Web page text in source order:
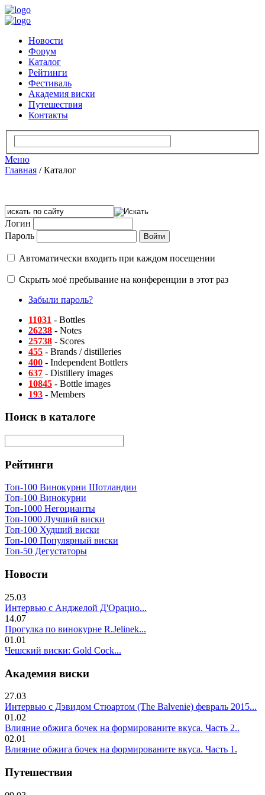
Новости
Форум
Каталог
Рейтинги
Фестиваль
Академия виски
Путешествия
Контакты
Меню
Главная /Каталог
Логин
Пароль
Автоматически входить при каждом посещении
Скрыть моё пребывание на конференции в этот раз
Забыли пароль?
11031 - Bottles
26238 - Notes
25738 - Scores
455 - Brands / distilleries
400 - Independent Bottlers
637 - Distillery images
10845 - Bottle images
193 - Members
Поиск в каталоге
Рейтинги
Топ-100 Винокурни Шотландии
Топ-100 Винокурни
Топ-1000 Негоцианты
Топ-1000 Лучший виски
Топ-100 Худший виски
Топ-100 Популярный виски
Топ-50 Дегустаторы
Новости
25.03
Интервью с Анджелой Д'Орацио...
14.07
Прогулка по винокурне R.Jelinek...
01.01
Чешский виски: Gold Cock...
Академия виски
27.03
Интервью с Дэвидом Стюартом (The Balvenie) февраль 2015...
01.02
Влияние обжига бочек на формированите вкуса. Часть 2..
02.01
Влияние обжига бочек на формированите вкуса. Часть 1.
Путешествия